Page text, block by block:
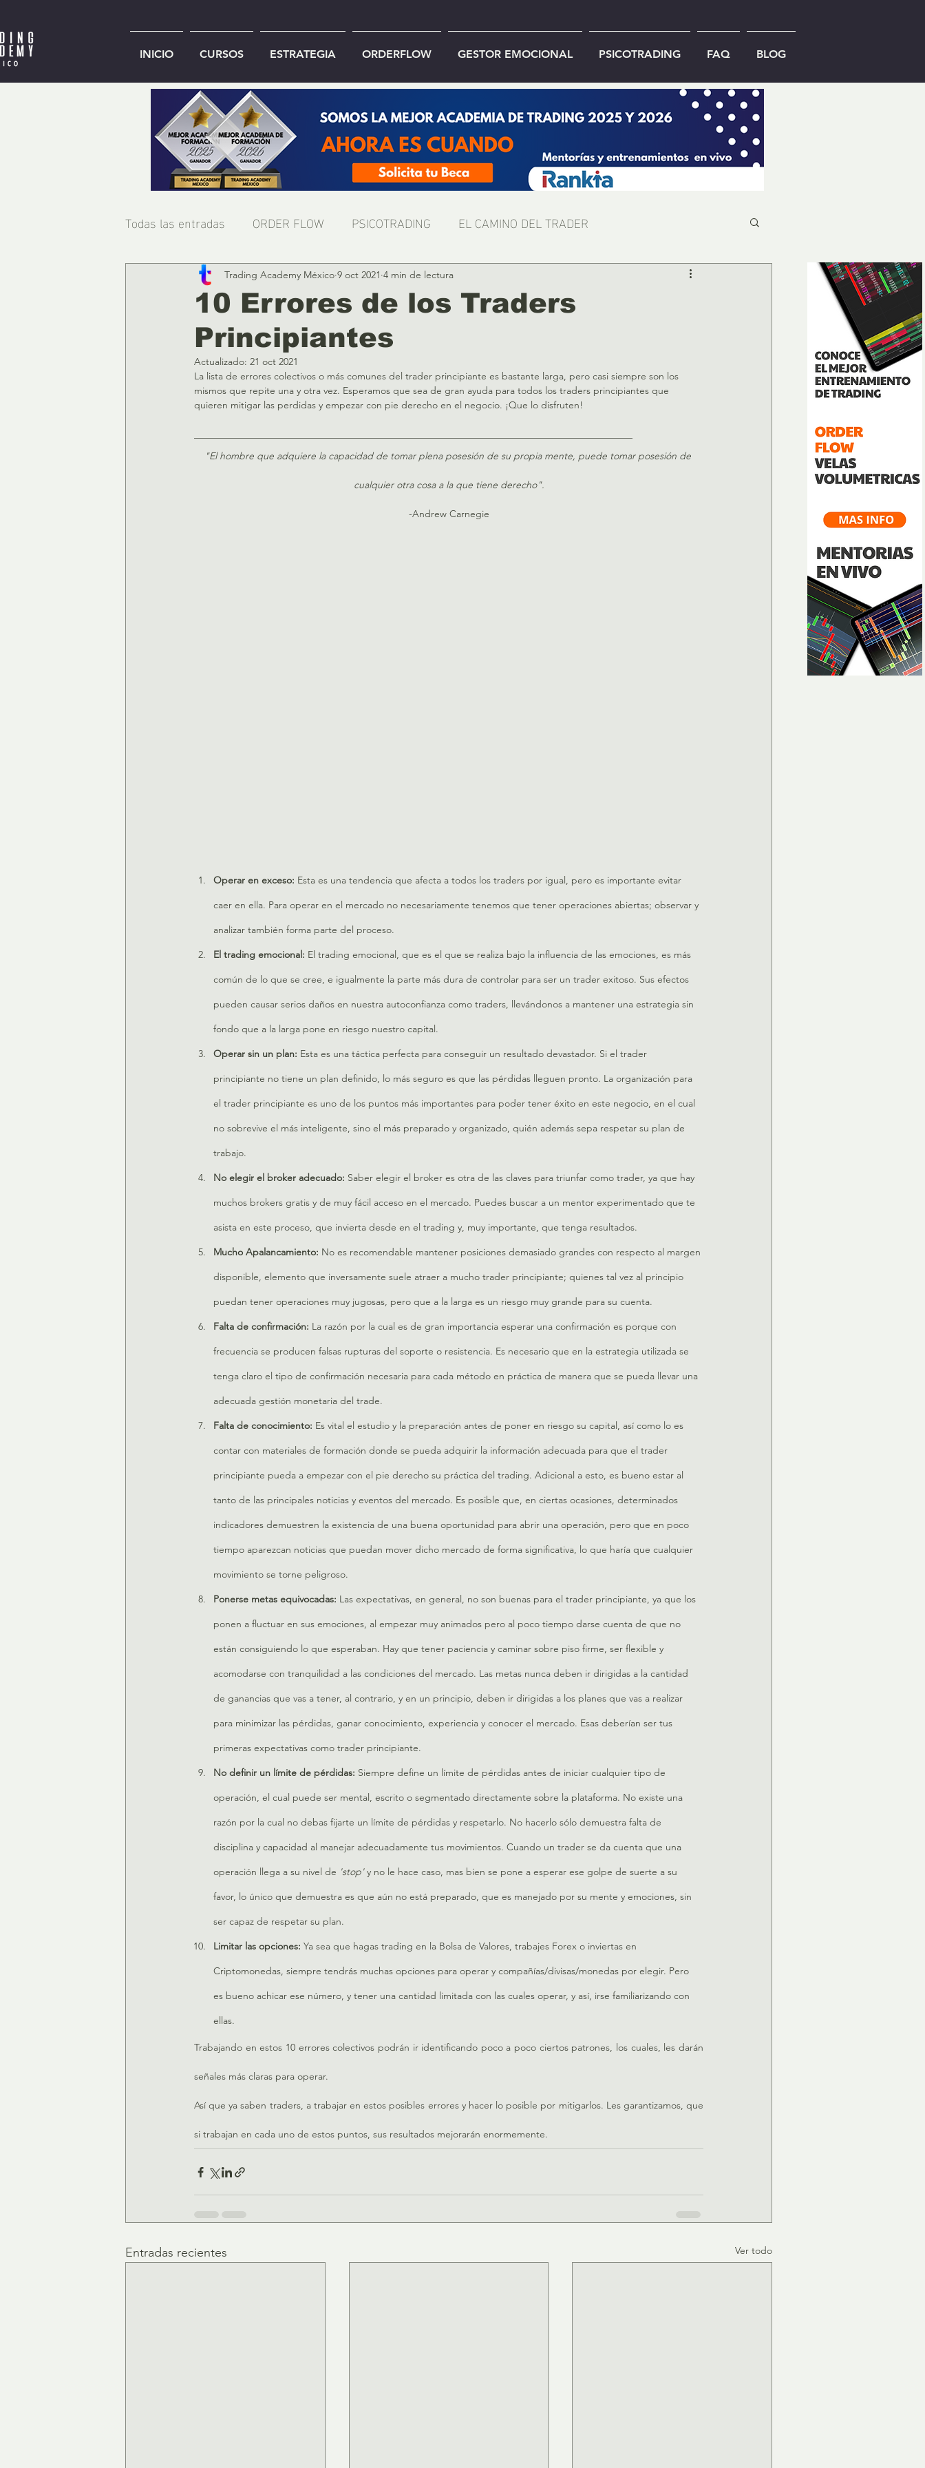
INICIO CURSOS ESTRATEGIA ORDERFLOW GESTOR EMOCIONAL PSICOTRADING FAQ BLOG
Todas las entradas ORDER FLOW PSICOTRADING EL CAMINO DEL TRADER
10 Errores de los Traders
Principiantes
Trading Academy México 9 oct 2021 4 min de lectura
Actualizado: 21 oct 2021
La lista de errores colectivos o más comunes del trader principiante es bastante larga, pero casi siempre son los
mismos que repite una y otra vez. Esperamos que sea de gran ayuda para todos los traders principiantes que
quieren mitigar las perdidas y empezar con pie derecho en el negocio. ¡Que lo disfruten!
"El hombre que adquiere la capacidad de tomar plena posesión de su propia mente, puede tomar posesión de
cualquier otra cosa a la que tiene derecho".
-Andrew Carnegie
Operar en exceso: Esta es una tendencia que afecta a todos los traders por igual, pero es importante evitar
caer en ella. Para operar en el mercado no necesariamente tenemos que tener operaciones abiertas; observar y
analizar también forma parte del proceso.
El trading emocional: El trading emocional, que es el que se realiza bajo la influencia de las emociones, es más
común de lo que se cree, e igualmente la parte más dura de controlar para ser un trader exitoso. Sus efectos
pueden causar serios daños en nuestra autoconfianza como traders, llevándonos a mantener una estrategia sin
fondo que a la larga pone en riesgo nuestro capital.
Operar sin un plan: Esta es una táctica perfecta para conseguir un resultado devastador. Si el trader
principiante no tiene un plan definido, lo más seguro es que las pérdidas lleguen pronto. La organización para
el trader principiante es uno de los puntos más importantes para poder tener éxito en este negocio, en el cual
no sobrevive el más inteligente, sino el más preparado y organizado, quién además sepa respetar su plan de
trabajo.
No elegir el broker adecuado: Saber elegir el broker es otra de las claves para triunfar como trader, ya que hay
muchos brokers gratis y de muy fácil acceso en el mercado. Puedes buscar a un mentor experimentado que te
asista en este proceso, que invierta desde en el trading y, muy importante, que tenga resultados.
Mucho Apalancamiento: No es recomendable mantener posiciones demasiado grandes con respecto al margen
disponible, elemento que inversamente suele atraer a mucho trader principiante; quienes tal vez al principio
puedan tener operaciones muy jugosas, pero que a la larga es un riesgo muy grande para su cuenta.
Falta de confirmación: La razón por la cual es de gran importancia esperar una confirmación es porque con
frecuencia se producen falsas rupturas del soporte o resistencia. Es necesario que en la estrategia utilizada se
tenga claro el tipo de confirmación necesaria para cada método en práctica de manera que se pueda llevar una
adecuada gestión monetaria del trade.
Falta de conocimiento: Es vital el estudio y la preparación antes de poner en riesgo su capital, así como lo es
contar con materiales de formación donde se pueda adquirir la información adecuada para que el trader
principiante pueda a empezar con el pie derecho su práctica del trading. Adicional a esto, es bueno estar al
tanto de las principales noticias y eventos del mercado. Es posible que, en ciertas ocasiones, determinados
indicadores demuestren la existencia de una buena oportunidad para abrir una operación, pero que en poco
tiempo aparezcan noticias que puedan mover dicho mercado de forma significativa, lo que haría que cualquier
movimiento se torne peligroso.
Ponerse metas equivocadas: Las expectativas, en general, no son buenas para el trader principiante, ya que los
ponen a fluctuar en sus emociones, al empezar muy animados pero al poco tiempo darse cuenta de que no
están consiguiendo lo que esperaban. Hay que tener paciencia y caminar sobre piso firme, ser flexible y
acomodarse con tranquilidad a las condiciones del mercado. Las metas nunca deben ir dirigidas a la cantidad
de ganancias que vas a tener, al contrario, y en un principio, deben ir dirigidas a los planes que vas a realizar
para minimizar las pérdidas, ganar conocimiento, experiencia y conocer el mercado. Esas deberían ser tus
primeras expectativas como trader principiante.
No definir un límite de pérdidas: Siempre define un límite de pérdidas antes de iniciar cualquier tipo de
operación, el cual puede ser mental, escrito o segmentado directamente sobre la plataforma. No existe una
razón por la cual no debas fijarte un límite de pérdidas y respetarlo. No hacerlo sólo demuestra falta de
disciplina y capacidad al manejar adecuadamente tus movimientos. Cuando un trader se da cuenta que una
operación llega a su nivel de 'stop' y no le hace caso, mas bien se pone a esperar ese golpe de suerte a su
favor, lo único que demuestra es que aún no está preparado, que es manejado por su mente y emociones, sin
ser capaz de respetar su plan.
Limitar las opciones: Ya sea que hagas trading en la Bolsa de Valores, trabajes Forex o inviertas en
Criptomonedas, siempre tendrás muchas opciones para operar y compañías/divisas/monedas por elegir. Pero
es bueno achicar ese número, y tener una cantidad limitada con las cuales operar, y así, irse familiarizando con
ellas.
Trabajando en estos 10 errores colectivos podrán ir identificando poco a poco ciertos patrones, los cuales, les darán
señales más claras para operar.
Así que ya saben traders, a trabajar en estos posibles errores y hacer lo posible por mitigarlos. Les garantizamos, que
si trabajan en cada uno de estos puntos, sus resultados mejorarán enormemente.
Entradas recientes Ver todo